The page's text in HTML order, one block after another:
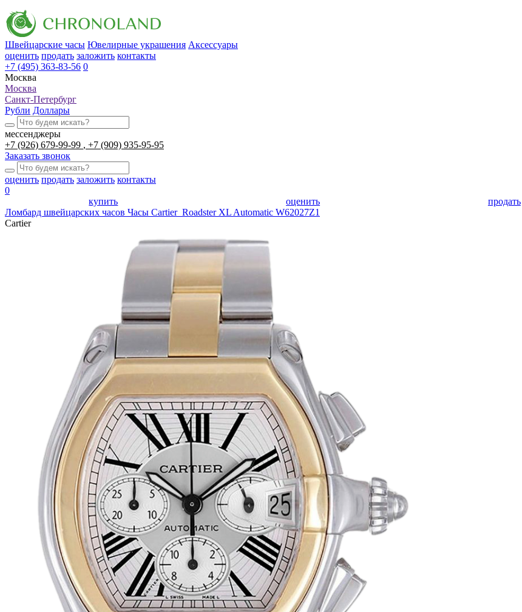
Швейцарские часы Ювелирные украшения Аксессуары
оценить продать заложить контакты
+7 (495) 363-83-56 0
Москва
Москва
Санкт-Петербург
Рубли Доллары
мессенджеры
+7 (926) 679-99-99
+7 (909) 935-95-95
Заказать звонок
оценить продать заложить контакты
0
купить
оценить продать
Ломбард швейцарских часов Часы Cartier Roadster XL Automatic W62027Z1
Cartier